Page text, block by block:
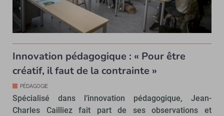
Innovation pédagogique : « Pour être
créatif, il faut de la contrainte »
PÉDAGOGIE
Spécialisé dans l’innovation pédagogique, Jean-
Charles Cailliez fait part de ses observations et